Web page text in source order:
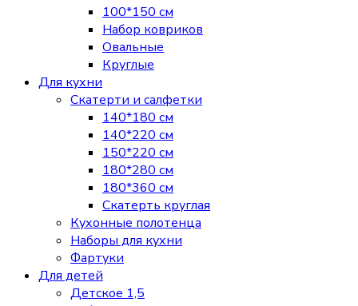
100*150 см
Набор ковриков
Овальные
Круглые
Для кухни
Скатерти и салфетки
140*180 см
140*220 см
150*220 см
180*280 см
180*360 см
Скатерть круглая
Кухонные полотенца
Наборы для кухни
Фартуки
Для детей
Детское 1,5